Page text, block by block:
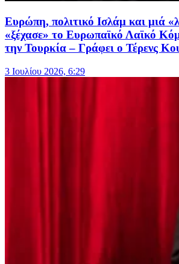
Ευρώπη, πολιτικό Ισλάμ και μιά
«ξέχασε» το Ευρωπαϊκό Λαϊκό
την Τουρκία – Γράφει ο Τέρενς
3 Ιουλίου 2026, 6:29